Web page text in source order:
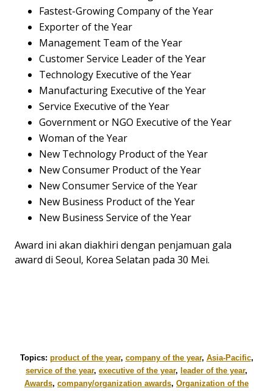
Fastest-Growing Company of the Year
Exporter of the Year
Management Team of the Year
Customer Service Leader of the Year
Technology Executive of the Year
Manufacturing Executive of the Year
Service Executive of the Year
Government or NGO Executive of the Year
Woman of the Year
New Technology Product of the Year
New Consumer Product of the Year
New Consumer Service of the Year
New Business Product of the Year
New Business Service of the Year
Award ini akan diakhiri dengan penjamuan gala
award di Seoul, Korea Selatan pada 30 Mei.
Topics: product of the year, company of the year, Asia-Pacific,
service of the year, executive of the year, leader of the year,
Awards, company/organization awards, Organization of the